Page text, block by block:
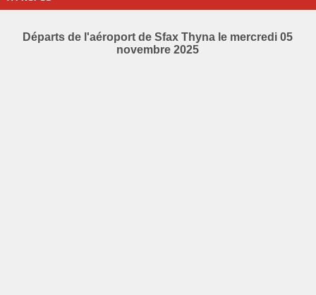
Départs de l'aéroport de Sfax Thyna le mercredi 05
novembre 2025